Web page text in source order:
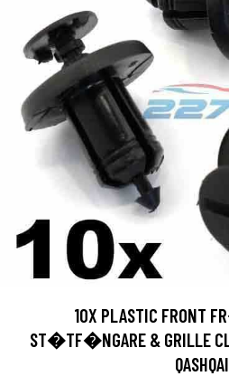
10X PLASTIC FRONT
ST�TF�NGARE & GRILLE
QASHQAI